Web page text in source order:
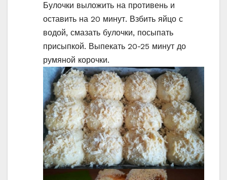
Булочки выложить на противень и
оставить на 20 минут. Взбить яйцо с
водой, смазать булочки, посыпать
присыпкой. Выпекать 20-25 минут до
румяной корочки.